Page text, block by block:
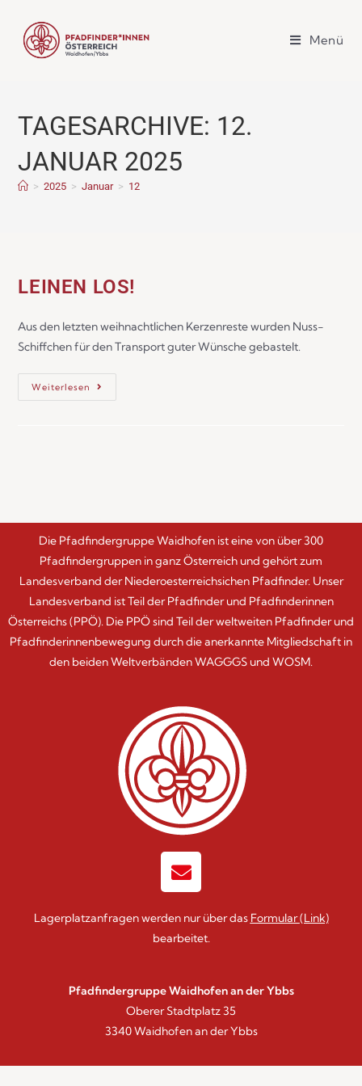
Menü
TAGESARCHIVE: 12.
JANUAR 2025
> 2025 > Januar > 12
LEINEN LOS!
Aus den letzten weihnachtlichen Kerzenreste wurden Nuss-
Schiffchen für den Transport guter Wünsche gebastelt.
Weiterlesen
Die Pfadfindergruppe Waidhofen ist eine von über 300
Pfadfindergruppen in ganz Österreich und gehört zum
Landesverband der Niederoesterreichsichen Pfadfinder. Unser
Landesverband ist Teil der Pfadfinder und Pfadfinderinnen
Österreichs (PPÖ). Die PPÖ sind Teil der weltweiten Pfadfinder und
Pfadfinderinnenbewegung durch die anerkannte Mitgliedschaft in
den beiden Weltverbänden WAGGGS und WOSM.
Lagerplatzanfragen werden nur über das Formular(Link)
bearbeitet.
Pfadfindergruppe Waidhofen an der Ybbs
Oberer Stadtplatz 35
3340 Waidhofen an der Ybbs